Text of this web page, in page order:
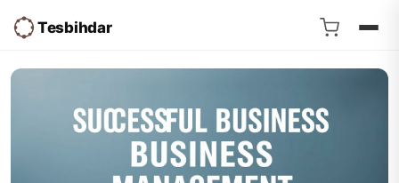
Tesbihdar